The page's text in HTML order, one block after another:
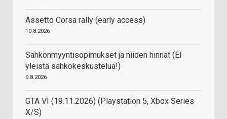
Assetto Corsa rally (early access)
10.8.2026
Sähkönmyyntisopimukset ja niiden hinnat (EI
yleistä sähkökeskustelua!)
9.8.2026
GTA VI (19.11.2026) (Playstation 5, Xbox Series
X/S)